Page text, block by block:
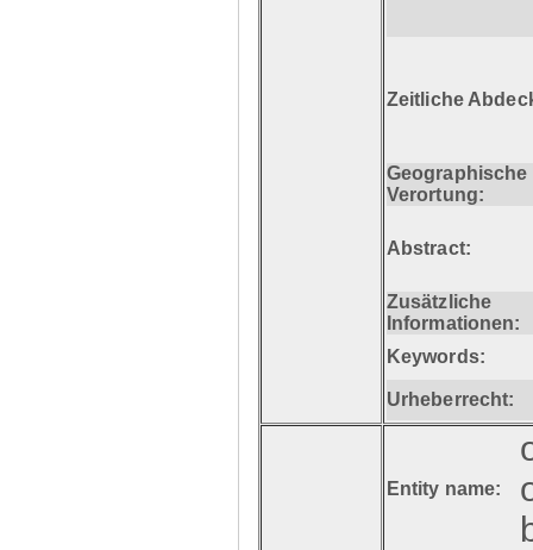
Zeitliche
Geographische
Verortung:
Abstract:
Zusätzliche
Informationen:
Keywords:
Urheberrecht:
Entity name: